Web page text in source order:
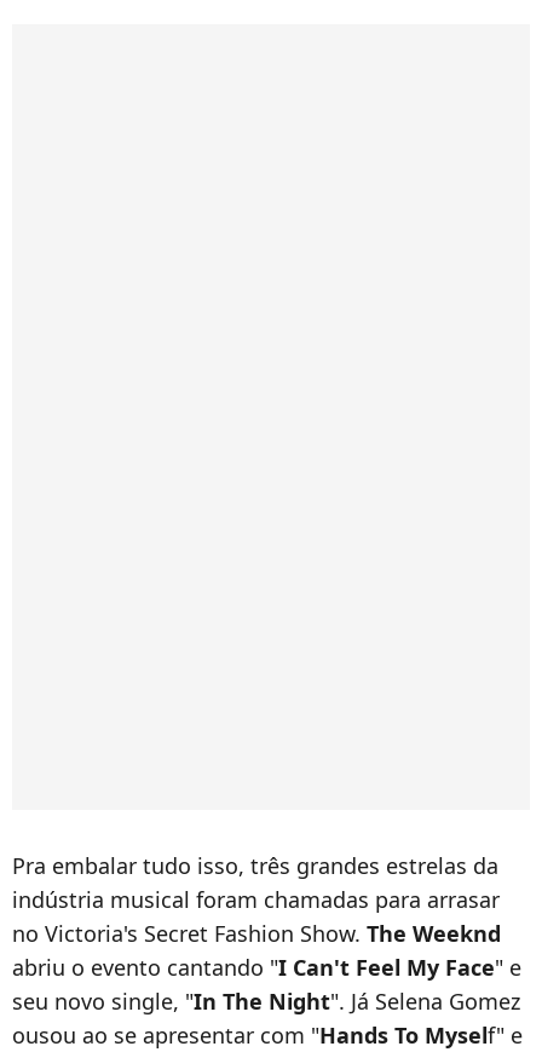
Pra embalar tudo isso, três grandes estrelas da
indústria musical foram chamadas para arrasar
no Victoria's Secret Fashion Show. The Weeknd
abriu o evento cantando "I Can't Feel My Face" e
seu novo single, "In The Night". Já Selena Gomez
ousou ao se apresentar com "Hands To Myself" e